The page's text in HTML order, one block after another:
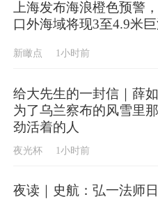
上海发布海浪橙色预警
口外海域将现3至4.9米
新瞰点 1小时前
给大先生的一封信｜薛如
为了乌兰察布的风雪里
劲活着的人
夜光杯 1小时前
夜读｜史航：弘一法师日